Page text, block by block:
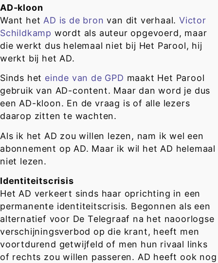
AD-kloon
Want het AD is de bron van dit verhaal.Victor
Schildkamp wordt als auteur opgevoerd, maar
die werkt dus helemaal niet bij Het Parool, hij
werkt bij het AD.
Sinds het einde van de GPD maakt Het Parool
gebruik van AD-content. Maar dan word je dus
een AD-kloon. En de vraag is of alle lezers
daarop zitten te wachten.
Als ik het AD zou willen lezen, nam ik wel een
abonnement op AD. Maar ik wil het AD helemaal
niet lezen.
Identiteitscrisis
Het AD verkeert sinds haar oprichting in een
permanente identiteitscrisis. Begonnen als een
alternatief voor De Telegraaf na het naoorlogse
verschijningsverbod op die krant, heeft men
voortdurend getwijfeld of men hun rivaal links
of rechts zou willen passeren. AD heeft ook nog